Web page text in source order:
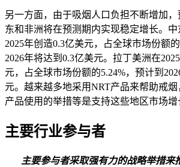
另一方面，由于吸烟人口负担不断增加
东和非洲将在预测期内实现稳定增长。
2025年创造0.3亿美元，占全球市场份额
2026年将达到0.3亿美元。拉丁美洲在
元，占全球市场份额的5.24%，预计到
元。越来越多地采用NRT产品来帮助戒
产品使用的举措等是支持这些地区市场增
主要行业参与者
主要参与者采取强有力的战略举措来